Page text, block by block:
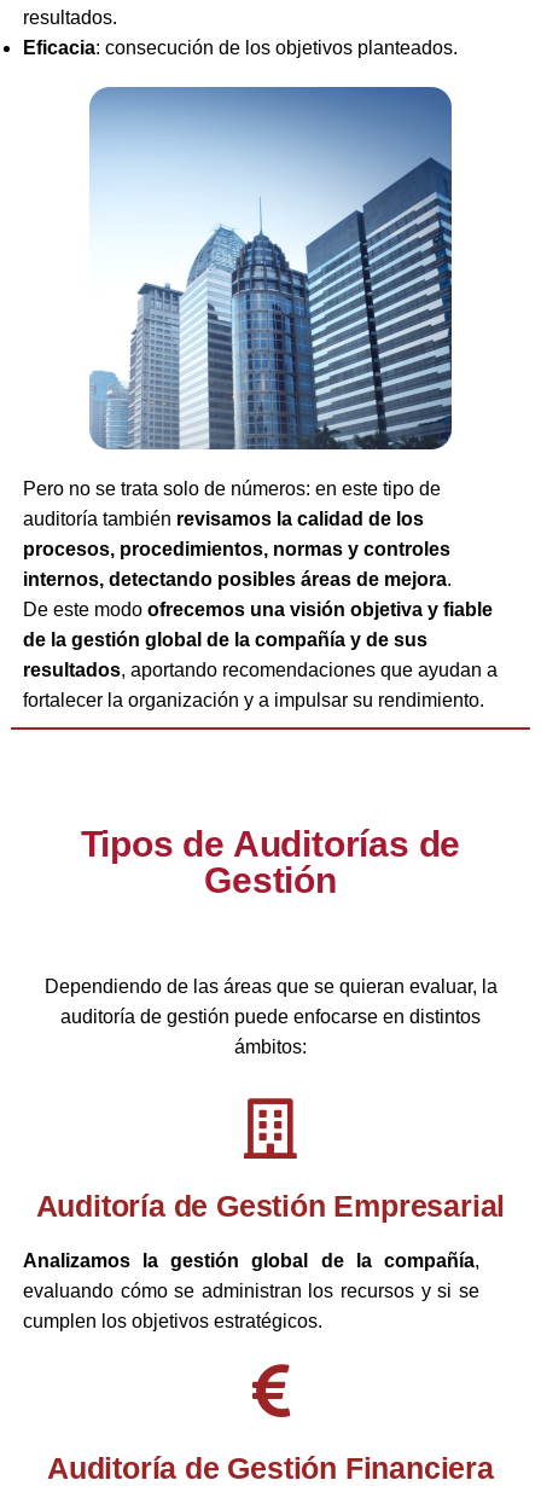
resultados.
Eficacia: consecución de los objetivos planteados.
Pero no se trata solo de números: en este tipo de
auditoría también revisamos la calidad de los
procesos, procedimientos, normas y controles
internos, detectando posibles áreas de mejora.
De este modo ofrecemos una visión objetiva y fiable
de la gestión global de la compañía y de sus
resultados, aportando recomendaciones que ayudan a
fortalecer la organización y a impulsar su rendimiento.
Tipos de Auditorías de
Gestión
Dependiendo de las áreas que se quieran evaluar, la
auditoría de gestión puede enfocarse en distintos
ámbitos:
Auditoría de Gestión Empresarial
Analizamos la gestión global de la compañía,
evaluando cómo se administran los recursos y si se
cumplen los objetivos estratégicos.
Auditoría de Gestión Financiera